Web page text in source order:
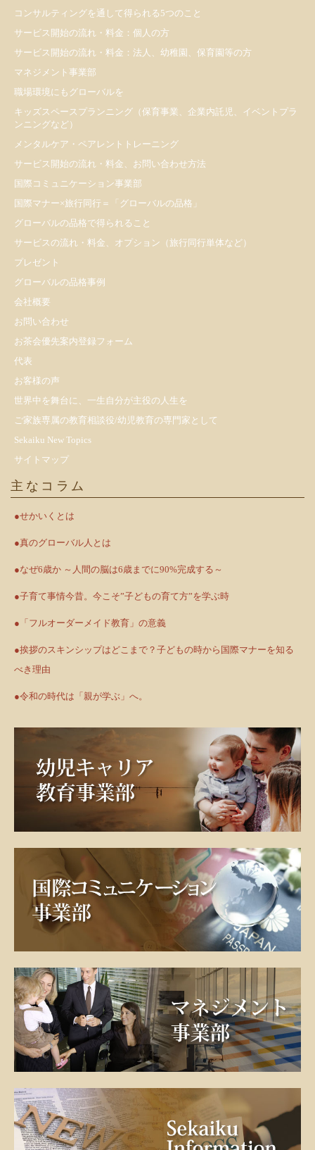
コンサルティングを通して得られる5つのこと
サービス開始の流れ・料金：個人の方
サービス開始の流れ・料金：法人、幼稚園、保育園等の方
マネジメント事業部
職場環境にもグローバルを
キッズスペースプランニング（保育事業、企業内託児、イベントプラ
ンニングなど）
メンタルケア・ペアレントトレーニング
サービス開始の流れ・料金、お問い合わせ方法
国際コミュニケーション事業部
国際マナー×旅行同行＝「グローバルの品格」
グローバルの品格で得られること
サービスの流れ・料金、オプション（旅行同行単体など）
プレゼント
​グローバルの品格事例
会社概要
お問い合わせ
お茶会優先案内登録フォーム
代表
お客様の声
世界中を舞台に、一生自分が主役の人生を
ご家族専属の教育相談役/幼児教育の専門家として
Sekaiku New Topics
サイトマップ
主なコラム
●せかいくとは
●真のグローバル人とは
●なぜ6歳か ～人間の脳は6歳までに90%完成する～
●子育て事情今昔。今こそ”子どもの育て方”を学ぶ時
●「フルオーダーメイド教育」の意義
●挨拶のスキンシップはどこまで？子どもの時から国際マナーを知る
べき理由
●令和の時代は「親が学ぶ」へ。